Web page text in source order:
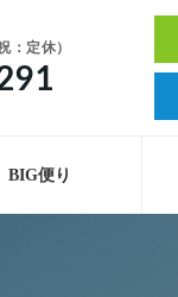
定休）
BIG便り